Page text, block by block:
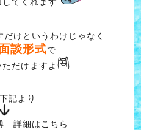
してくれます
けというわけじゃなく
談形式で
ただけますよ
記より
詳細はこちら